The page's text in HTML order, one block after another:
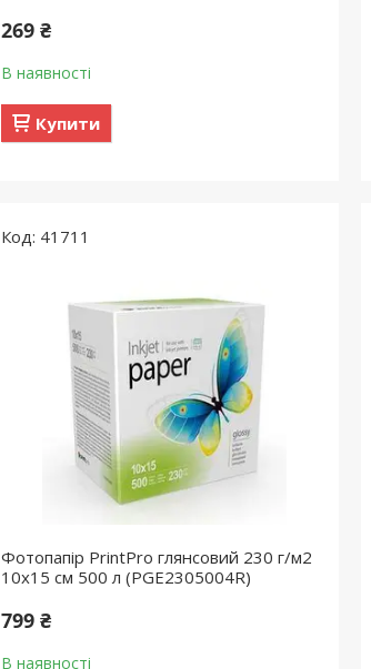
269 ₴
В наявності
Купити
41711
Фотопапір PrintPro глянсовий 230 г/м2
10x15 см 500 л (PGE2305004R)
799 ₴
В наявності